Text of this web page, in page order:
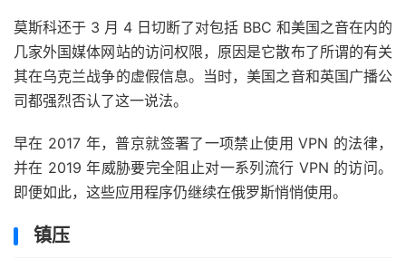
莫斯科还于 3 月 4 日切断了对包括 BBC 和美国之音在内的
几家外国媒体网站的访问权限，原因是它散布了所谓的有关
其在乌克兰战争的虚假信息。当时，美国之音和英国广播公
司都强烈否认了这一说法。
早在 2017 年，普京就签署了一项禁止使用 VPN 的法律，
并在 2019 年威胁要完全阻止对一系列流行 VPN 的访问。
即便如此，这些应用程序仍继续在俄罗斯悄悄使用。
镇压